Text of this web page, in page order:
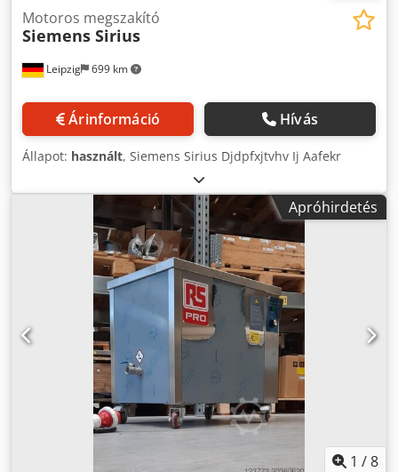
Leipzig 699 km
Motoros megszakító
Siemens Sirius
Árinformáció Hívás
Állapot: használt, Siemens Sirius Djdpfxjtvhv Ij Aafekr
Apróhirdetés
1 /8